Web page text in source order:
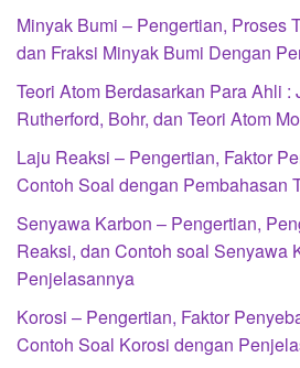
Minyak Bumi – Pengertian, Proses
dan Fraksi Minyak Bumi Dengan
Teori Atom Berdasarkan Para Ahli :
Rutherford, Bohr, dan Teori Atom
Laju Reaksi – Pengertian, Faktor
Contoh Soal dengan Pembahasan
Senyawa Karbon – Pengertian,
Reaksi, dan Contoh soal Senyawa
Penjelasannya
Korosi – Pengertian, Faktor
Contoh Soal Korosi dengan